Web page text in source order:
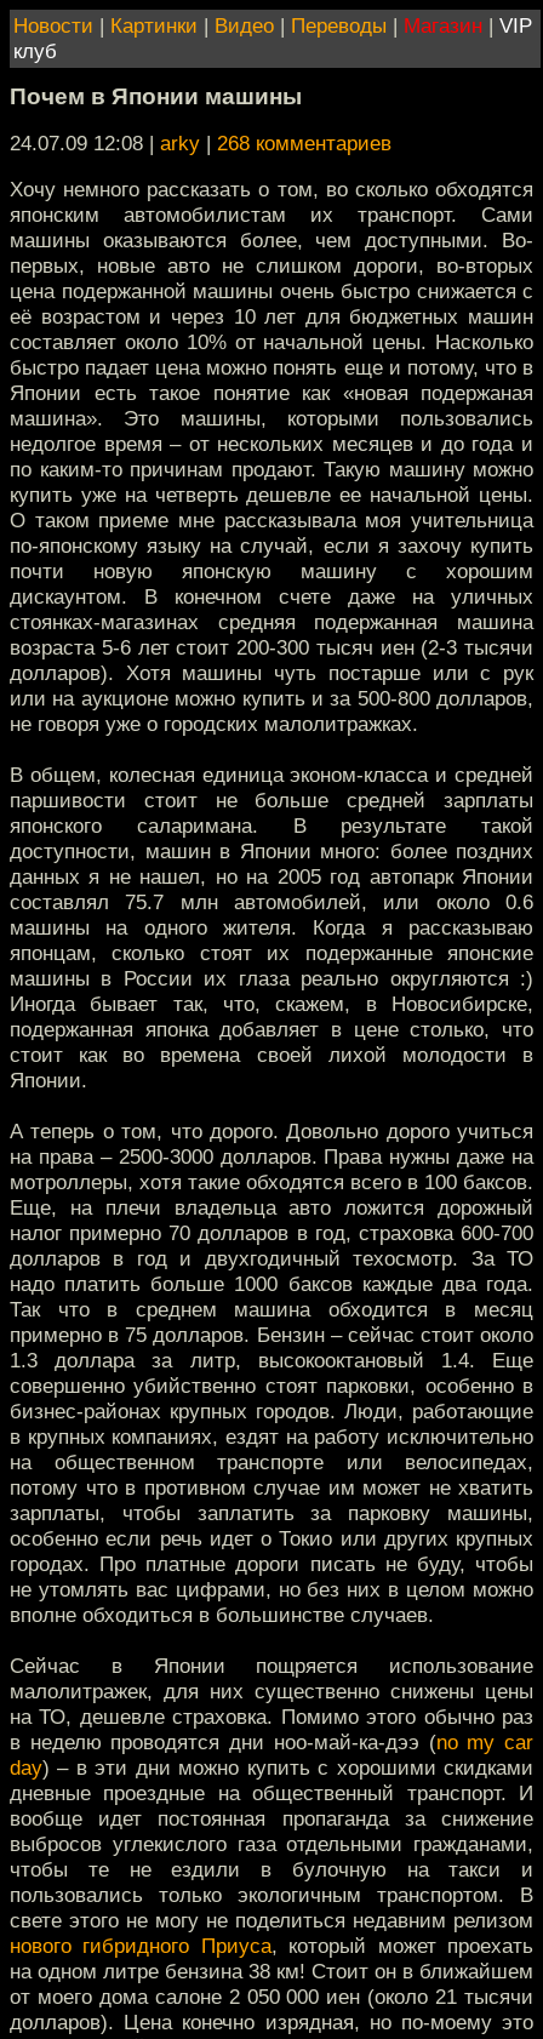
Новости | Картинки | Видео | Переводы | Магазин | VIP
клуб
Почем в Японии машины
24.07.09 12:08 | arky | 268 комментариев
Хочу немного рассказать о том, во сколько обходятся
японским автомобилистам их транспорт. Сами
машины оказываются более, чем доступными. Во-
первых, новые авто не слишком дороги, во-вторых
цена подержанной машины очень быстро снижается с
её возрастом и через 10 лет для бюджетных машин
составляет около 10% от начальной цены. Насколько
быстро падает цена можно понять еще и потому, что в
Японии есть такое понятие как «новая подержаная
машина». Это машины, которыми пользовались
недолгое время – от нескольких месяцев и до года и
по каким-то причинам продают. Такую машину можно
купить уже на четверть дешевле ее начальной цены.
О таком приеме мне рассказывала моя учительница
по-японскому языку на случай, если я захочу купить
почти новую японскую машину с хорошим
дискаунтом. В конечном счете даже на уличных
стоянках-магазинах средняя подержанная машина
возраста 5-6 лет стоит 200-300 тысяч иен (2-3 тысячи
долларов). Хотя машины чуть постарше или с рук
или на аукционе можно купить и за 500-800 долларов,
не говоря уже о городских малолитражках.
В общем, колесная единица эконом-класса и средней
паршивости стоит не больше средней зарплаты
японского саларимана. В результате такой
доступности, машин в Японии много: более поздних
данных я не нашел, но на 2005 год автопарк Японии
составлял 75.7 млн автомобилей, или около 0.6
машины на одного жителя. Когда я рассказываю
японцам, сколько стоят их подержанные японские
машины в России их глаза реально округляются :)
Иногда бывает так, что, скажем, в Новосибирске,
подержанная японка добавляет в цене столько, что
стоит как во времена своей лихой молодости в
Японии.
А теперь о том, что дорого. Довольно дорого учиться
на права – 2500-3000 долларов. Права нужны даже на
мотроллеры, хотя такие обходятся всего в 100 баксов.
Еще, на плечи владельца авто ложится дорожный
налог примерно 70 долларов в год, страховка 600-700
долларов в год и двухгодичный техосмотр. За ТО
надо платить больше 1000 баксов каждые два года.
Так что в среднем машина обходится в месяц
примерно в 75 долларов. Бензин – сейчас стоит около
1.3 доллара за литр, высокооктановый 1.4. Еще
совершенно убийственно стоят парковки, особенно в
бизнес-районах крупных городов. Люди, работающие
в крупных компаниях, ездят на работу исключительно
на общественном транспорте или велосипедах,
потому что в противном случае им может не хватить
зарплаты, чтобы заплатить за парковку машины,
особенно если речь идет о Токио или других крупных
городах. Про платные дороги писать не буду, чтобы
не утомлять вас цифрами, но без них в целом можно
вполне обходиться в большинстве случаев.
Сейчас в Японии пощряется использование
малолитражек, для них существенно снижены цены
на ТО, дешевле страховка. Помимо этого обычно раз
в неделю проводятся дни ноо-май-ка-дээ (no my car
day) – в эти дни можно купить с хорошими скидками
дневные проездные на общественный транспорт. И
вообще идет постоянная пропаганда за снижение
выбросов углекислого газа отдельными гражданами,
чтобы те не ездили в булочную на такси и
пользовались только экологичным транспортом. В
свете этого не могу не поделиться недавним релизом
нового гибридного Приуса, который может проехать
на одном литре бензина 38 км! Стоит он в ближайшем
от моего дома салоне 2 050 000 иен (около 21 тысячи
долларов). Цена конечно изрядная, но по-моему это